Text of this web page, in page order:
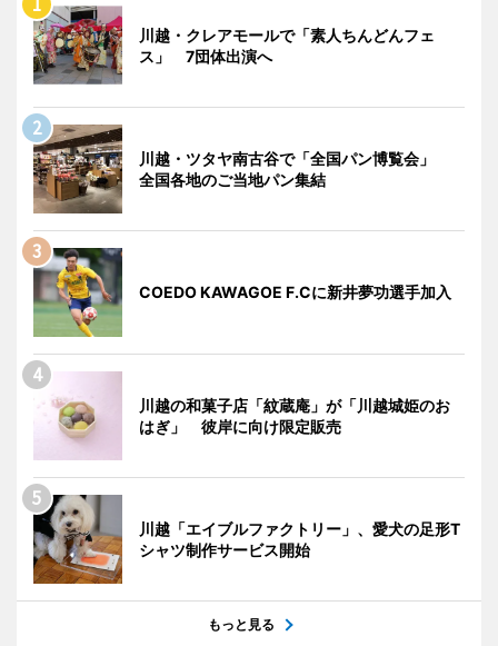
川越・クレアモールで「素人ちんどんフェ
ス」 7団体出演へ
川越・ツタヤ南古谷で「全国パン博覧会」
全国各地のご当地パン集結
COEDO KAWAGOE F.Cに新井夢功選手加入
川越の和菓子店「紋蔵庵」が「川越城姫のお
はぎ」 彼岸に向け限定販売
川越「エイブルファクトリー」、愛犬の足形T
シャツ制作サービス開始
もっと見る